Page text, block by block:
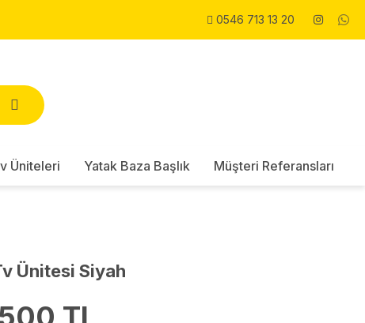
0546 713 13 20
Üniteleri Yatak Baza Başlık Müşteri Referansları
Ünitesi Siyah